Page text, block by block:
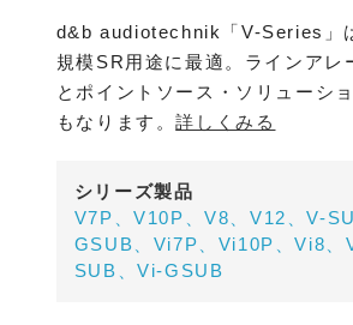
d&b audiotechnik「V-Series」
規模SR用途に最適。ラインアレ
とポイントソース・ソリューシ
もなります。詳しくみる
シリーズ製品
V7P、V10P、V8、V12、V-
GSUB、Vi7P、Vi10P、Vi8、
SUB、Vi-GSUB